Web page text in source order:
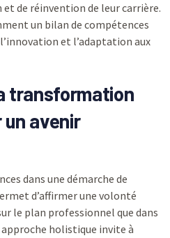
de réinvention de leur carrière.
un bilan de compétences
et l’adaptation aux
transformation
avenir
dans une démarche de
d’affirmer une volonté
le plan professionnel que dans
holistique invite à